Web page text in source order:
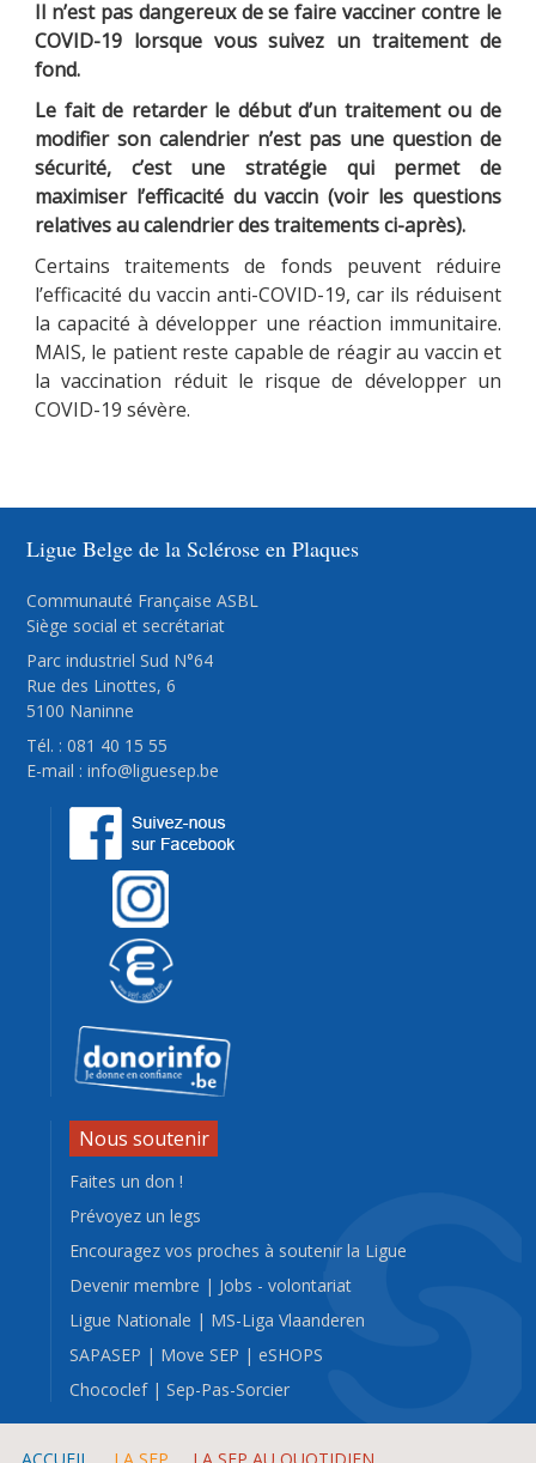
Il n’est pas dangereux de se faire vacciner contre le
COVID-19 lorsque vous suivez un traitement de
fond.
Le fait de retarder le début d’un traitement ou de
modifier son calendrier n’est pas une question de
sécurité, c’est une stratégie qui permet de
maximiser l’efficacité du vaccin (voir les questions
relatives au calendrier des traitements ci-après).
Certains traitements de fonds peuvent réduire
l’efficacité du vaccin anti-COVID-19, car ils réduisent
la capacité à développer une réaction immunitaire.
MAIS, le patient reste capable de réagir au vaccin et
la vaccination réduit le risque de développer un
COVID-19 sévère.
Ligue Belge de la Sclérose en Plaques
Communauté Française ASBL
Siège social et secrétariat
Parc industriel Sud N°64
Rue des Linottes, 6
5100 Naninne
Tél. : 081 40 15 55
E-mail :info@liguesep.be
Nous soutenir
Faites un don !
Prévoyez un legs
Encouragez vos proches à soutenir la Ligue
Devenir membre | Jobs - volontariat
Ligue Nationale | MS-Liga Vlaanderen
SAPASEP | Move SEP |eSHOPS
Chococlef|Sep-Pas-Sorcier